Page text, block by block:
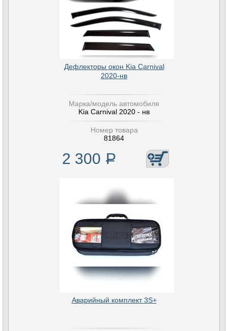
Дефлекторы окон Kia Carnival
2020-нв
Марка/модель автомобиля
Kia Carnival 2020 - нв
Номер товара
81864
2 300 Р
Аварийный комплект 3S+